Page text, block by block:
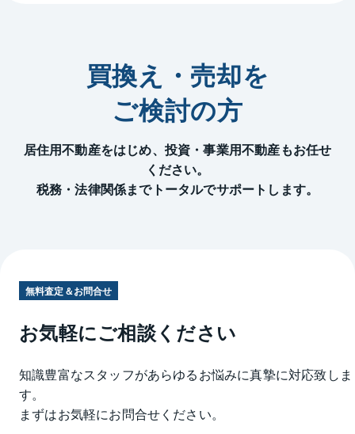
買換え・売却を
ご検討の方
居住用不動産をはじめ、投資・事業用不動産もお任せ
ください。
税務・法律関係までトータルでサポートします。
無料査定＆お問合せ
お気軽にご相談ください
知識豊富なスタッフがあらゆるお悩みに真摯に対応致しま
す。
まずはお気軽にお問合せください。